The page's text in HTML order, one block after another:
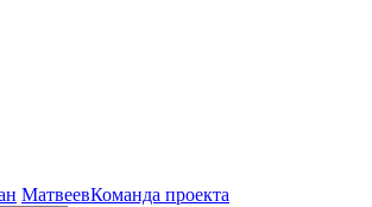
МатвеевКоманда проекта